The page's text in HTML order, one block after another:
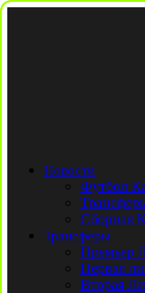
Новости
Футбол
Сборная
Трансферы
Премьер
Первая
Вторая